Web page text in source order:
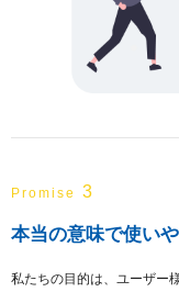
Promise 3
本当の意味で使い
私たちの目的は、ユーザー